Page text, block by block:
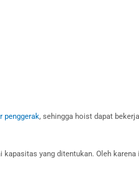
penggerak, sehingga hoist dapat
yang ditentukan. Oleh